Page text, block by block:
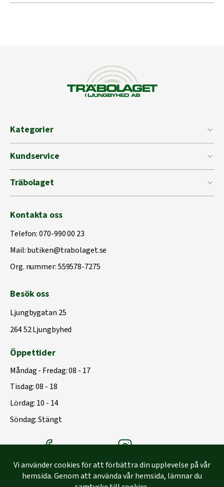
Kategorier
Kundservice
Träbolaget
Kontakta oss
Telefon:070-990 00 23
Mail:butiken@trabolaget.se
Org. nummer: 559578-7275
Besök oss
Ljungbygatan 25
264 52 Ljungbyhed
Öppettider
Måndag - Fredag: 08 - 17
Tisdag: 08 - 18
Lördag: 10 - 14
Söndag: Stängt
Träbolagets FacebookTräbolagets instagram